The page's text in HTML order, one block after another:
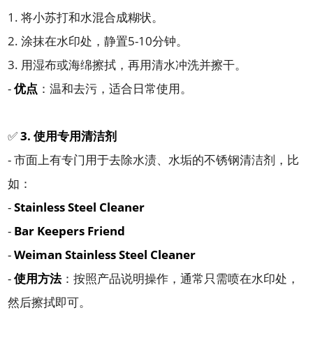
1. 将小苏打和水混合成糊状。
2. 涂抹在水印处，静置5-10分钟。
3. 用湿布或海绵擦拭，再用清水冲洗并擦干。
-优点 ：温和去污，适合日常使用。
✅3. 使用专用清洁剂
- 市面上有专门用于去除水渍、水垢的不锈钢清洁剂，比
如：
-Stainless Steel Cleaner
- Bar Keepers Friend
-Weiman Stainless Steel Cleaner
-使用方法：按照产品说明操作，通常只需喷在水印处，
然后擦拭即可。